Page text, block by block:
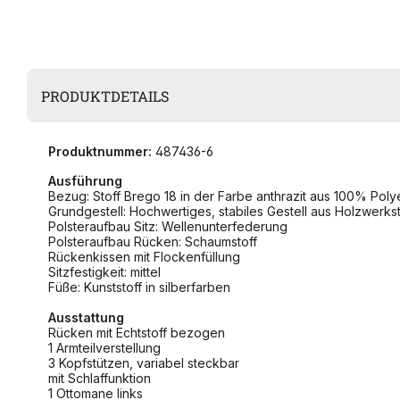
PRODUKTDETAILS
Produktnummer: 487436-6
Ausführung
Bezug: Stoff Brego 18 in der Farbe anthrazit aus 100%
Grundgestell: Hochwertiges, stabiles Gestell aus
Polsteraufbau Sitz: Wellenunterfederung
Polsteraufbau Rücken: Schaumstoff
Rückenkissen mit Flockenfüllung
Sitzfestigkeit: mittel
Füße: Kunststoff in silberfarben
Ausstattung
Rücken mit Echtstoff bezogen
1 Armteilverstellung
3 Kopfstützen, variabel steckbar
mit Schlaffunktion
1 Ottomane links